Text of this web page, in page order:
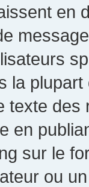
en
la
texte
en
sur le
ou